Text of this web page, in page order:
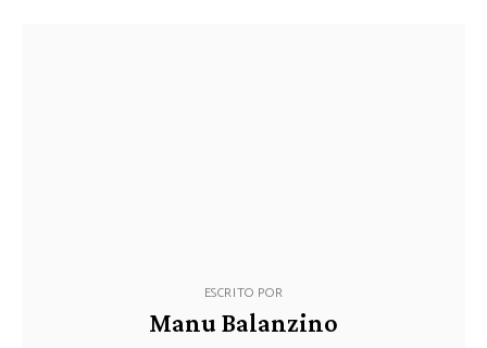
ESCRITO POR
Manu Balanzino